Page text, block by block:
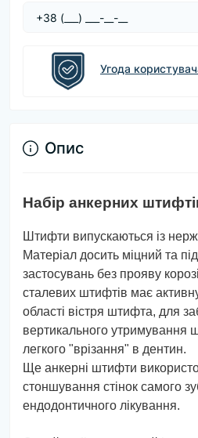
Угода
Опис
Набір анкерних
Штифти випускаються із
Матеріал досить міцний та
застосувань без прояву
сталевих штифтів має активну
області вістря штифта, для
вертикального утримування
легкого "врізання" в дентин.
Ще анкерні штифти
стоншування стінок самого
ендодонтичного лікування.